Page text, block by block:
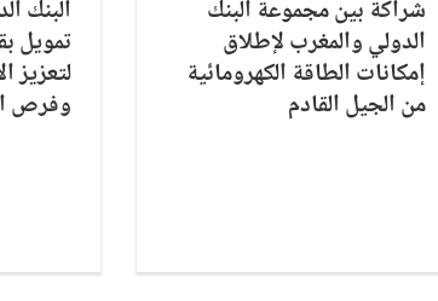
شراكة بين مجموعة البنك
الدولي والمغرب لإطلاق
إمكانات الطاقة الكهرومائية
من الجيل القادم
البنك
لتعزيز
وفرص